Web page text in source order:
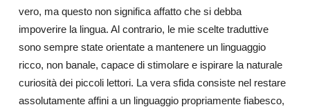
vero, ma questo non significa affatto che si debba
impoverire la lingua. Al contrario, le mie scelte traduttive
sono sempre state orientate a mantenere un linguaggio
ricco, non banale, capace di stimolare e ispirare la naturale
curiosità dei piccoli lettori. La vera sfida consiste nel restare
assolutamente affini a un linguaggio propriamente fiabesco,